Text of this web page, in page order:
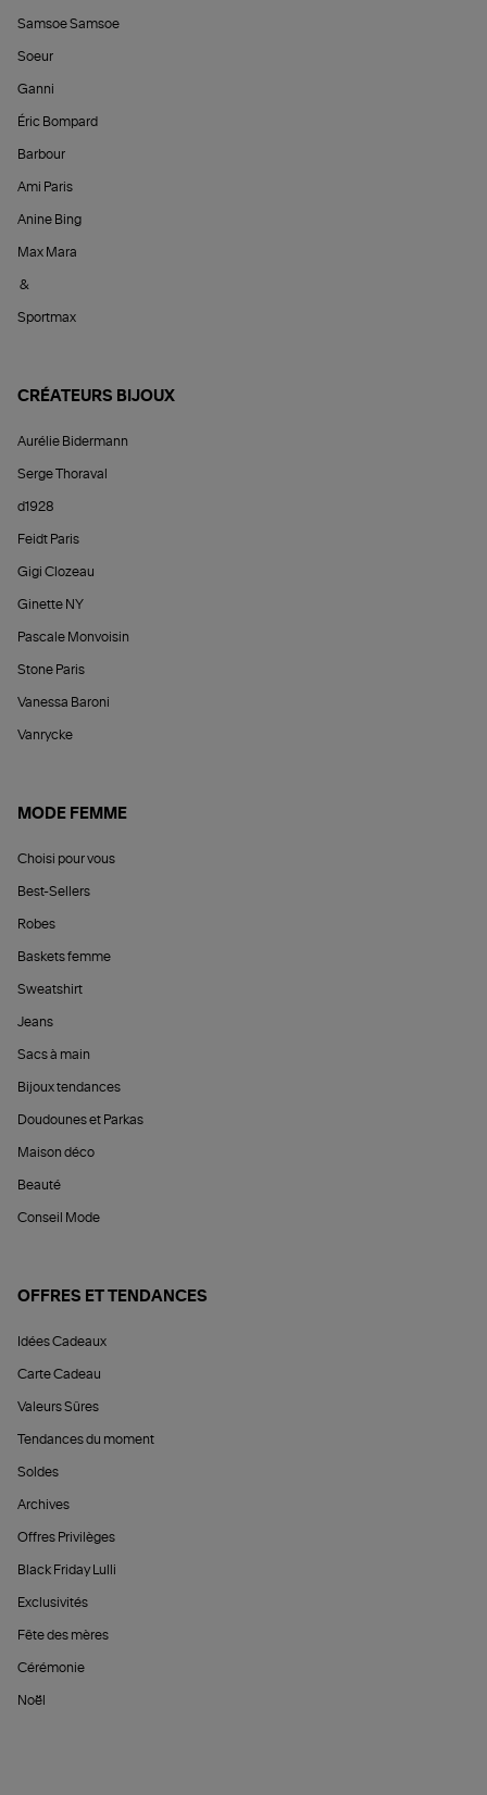
Samsoe Samsoe
Soeur
Ganni
Éric Bompard
Barbour
Ami Paris
Anine Bing
Max Mara
&
Sportmax
CRÉATEURS BIJOUX
Aurélie Bidermann
Serge Thoraval
d1928
Feidt Paris
Gigi Clozeau
Ginette NY
Pascale Monvoisin
Stone Paris
Vanessa Baroni
Vanrycke
MODE FEMME
Choisi pour vous
Best-Sellers
Robes
Baskets femme
Sweatshirt
Jeans
Sacs à main
Bijoux tendances
Doudounes et Parkas
Maison déco
Beauté
Conseil Mode
OFFRES ET TENDANCES
Idées Cadeaux
Carte Cadeau
Valeurs Sûres
Tendances du moment
Soldes
Archives
Offres Privilèges
Black Friday Lulli
Exclusivités
Fête des mères
Cérémonie
Noël